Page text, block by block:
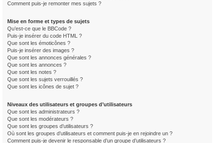
Comment puis-je remonter mes sujets ?
Mise en forme et types de sujets
Qu’est-ce que le BBCode ?
Puis-je insérer du code HTML ?
Que sont les émoticônes ?
Puis-je insérer des images ?
Que sont les annonces générales ?
Que sont les annonces ?
Que sont les notes ?
Que sont les sujets verrouillés ?
Que sont les icônes de sujet ?
Niveaux des utilisateurs et groupes d’utilisateurs
Que sont les administrateurs ?
Que sont les modérateurs ?
Que sont les groupes d’utilisateurs ?
Où sont les groupes d’utilisateurs et comment puis-je en rejoindre un ?
Comment puis-je devenir le responsable d’un groupe d’utilisateurs ?